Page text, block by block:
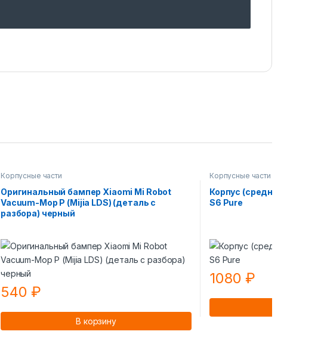
Корпусные части
Оригинальный бампер Xiaomi Mi Robot
Vacuum-Mop P (Mijia LDS) (деталь с
разбора) черный
540₽
В корзину
Корпусные части
Корпус (средняя часть)
S6 Pure
1080₽